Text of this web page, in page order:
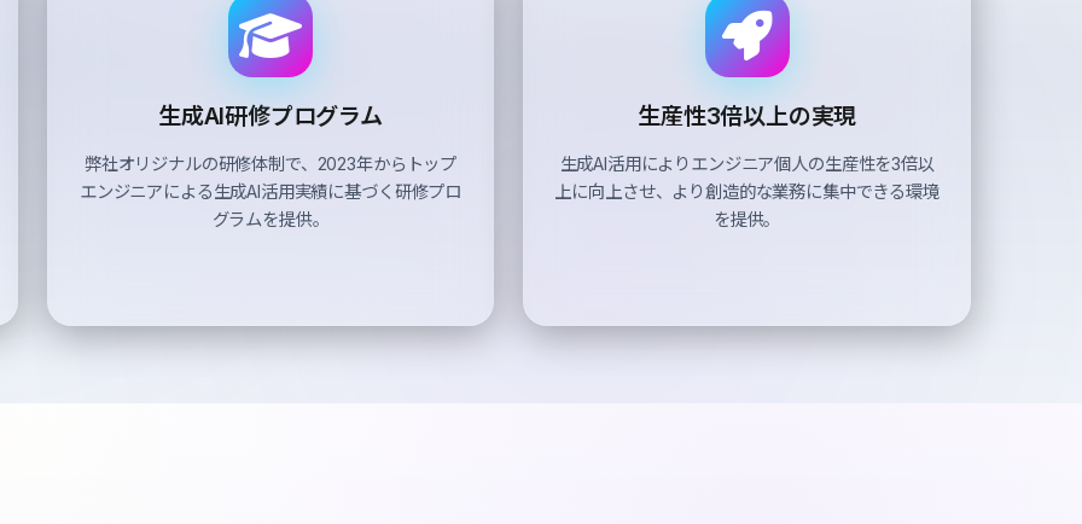
生成AI研修プログラム
弊社オリジナルの研修体制で、2023年からトップ
エンジニアによる生成AI活用実績に基づく研修プロ
グラムを提供。
生産性3倍以上の実現
生成AI活用によりエンジニア個人の生産性を3倍以
上に向上させ、より創造的な業務に集中できる環境
を提供。